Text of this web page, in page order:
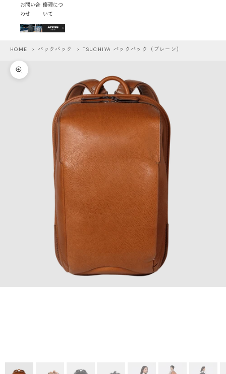
お問い合
わせ
修理につ
いて
HOME >バックパック > TSUCHIYA バックパック（プレーン）
ズームイン